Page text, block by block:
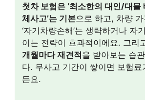
첫차 보험은 ‘최소한의 대인/대물
체사고’는 기본으로 하고, 차량
‘자기차량손해’는 생략하거나 자
이는 전략이 효과적이에요. 그리
개월마다 재견적을 받아보는 습
다. 무사고 기간이 쌓이면 보험료
든요.